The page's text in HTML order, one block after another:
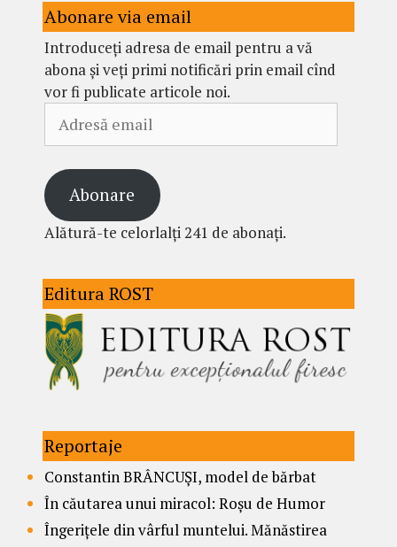
Abonare via email
Introduceți adresa de email pentru a vă
abona și veți primi notificări prin email cînd
vor fi publicate articole noi.
email
Abonare
Alătură-te celorlalți 241 de abonați.
Editura ROST
Reportaje
Constantin BRÂNCUȘI, model de bărbat
În căutarea unui miracol: Roșu de Humor
Îngerițele din vârful muntelui. Mănăstirea